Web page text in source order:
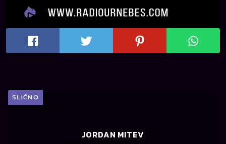
SLIČNO
JORDAN MITEV